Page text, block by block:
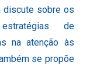
discute sobre os
de
na atenção às
se propõe